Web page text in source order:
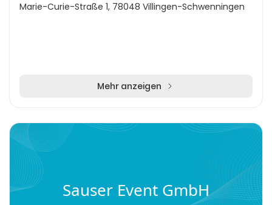
Marie-Curie-Straße 1, 78048 Villingen-Schwenningen
Mehr anzeigen
Sauser Event GmbH